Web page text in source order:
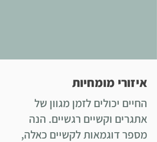
איזורי מומחיות
החיים יכולים לזמן מגוון של
אתגרים וקשיים רגשיים. הנה
מספר דוגמאות לקשיים כאלה,